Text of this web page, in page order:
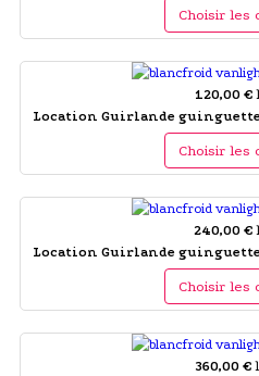
Choisir les
120,00 €
Location Guirlande guinguette
Choisir les
240,00 €
Location Guirlande guinguette
Choisir les
360,00 €